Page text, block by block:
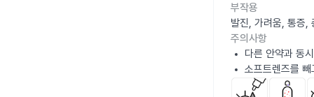
부작용
발진, 가려움, 통증,
주의사항
다른 안약과 동
소프트렌즈를